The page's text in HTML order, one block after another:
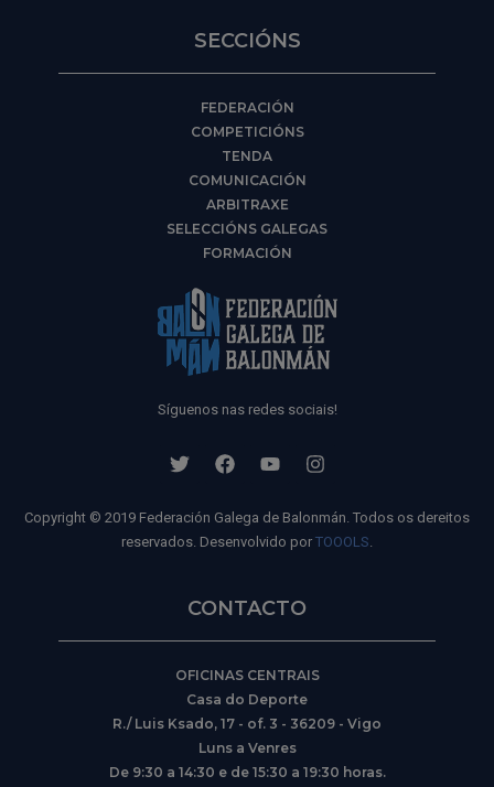
SECCIÓNS
FEDERACIÓN
COMPETICIÓNS
TENDA
COMUNICACIÓN
ARBITRAXE
SELECCIÓNS GALEGAS
FORMACIÓN
Síguenos nas redes sociais!
Copyright © 2019 Federación Galega de Balonmán. Todos os dereitos
reservados. Desenvolvido por TOOOLS.
CONTACTO
OFICINAS CENTRAIS
Casa do Deporte
R./ Luis Ksado, 17 - of. 3 - 36209 - Vigo
Luns a Venres
De 9:30 a 14:30 e de 15:30 a 19:30 horas.